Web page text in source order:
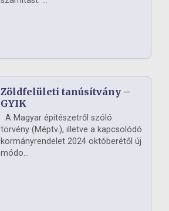
Zöldfelületi tanúsítvány –
GYIK
A Magyar építészetről szóló
törvény (Méptv.), illetve a kapcsolódó
kormányrendelet 2024 októberétől új
módo...